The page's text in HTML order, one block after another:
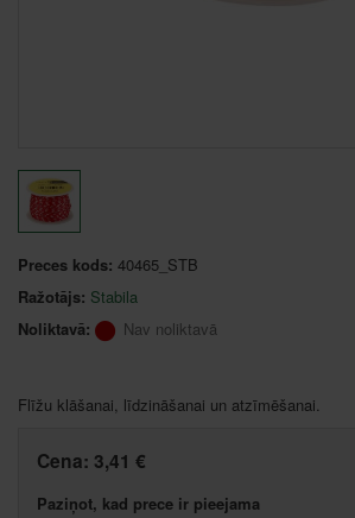
Preces kods: 40465_STB
Ražotājs: Stabila
Noliktavā:
Nav noliktavā
Flīžu klāšanai, līdzināšanai un atzīmēšanai.
Cena: 3,41 €
Paziņot, kad prece ir pieejama